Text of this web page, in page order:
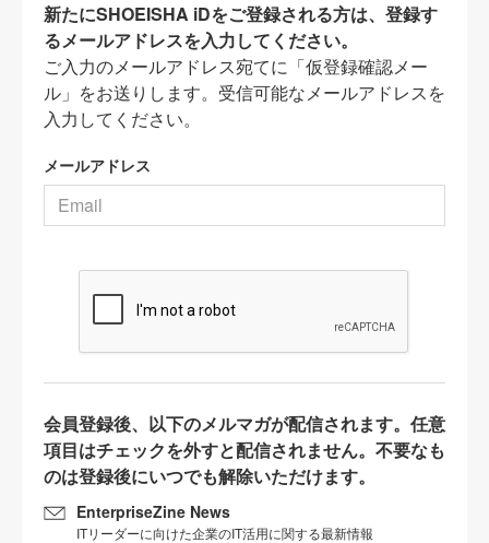
新たにSHOEISHA iDをご登録される方は、登録す
るメールアドレスを入力してください。
ご入力のメールアドレス宛てに「仮登録確認メー
ル」をお送りします。受信可能なメールアドレスを
入力してください。
メールアドレス
会員登録後、以下のメルマガが配信されます。任意
項目はチェックを外すと配信されません。不要なも
のは登録後にいつでも解除いただけます。
EnterpriseZine News
ITリーダーに向けた企業のIT活用に関する最新情報